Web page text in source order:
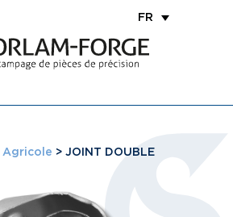
FR
Agricole > JOINT DOUBLE